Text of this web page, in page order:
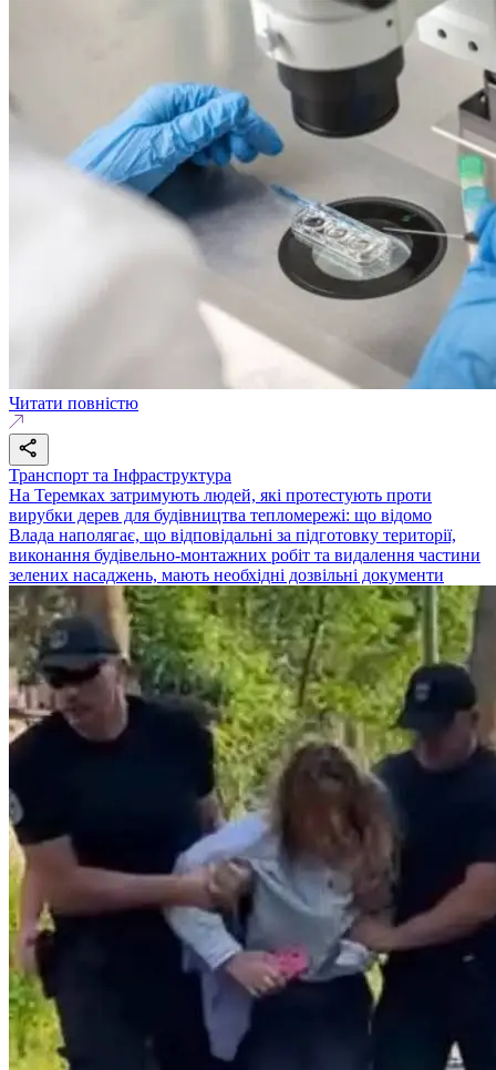
Читати повністю
Транспорт та Інфраструктура
На Теремках затримують людей, які протестують проти
вирубки дерев для будівництва тепломережі: що відомо
Влада наполягає, що відповідальні за підготовку території,
виконання будівельно-монтажних робіт та видалення частини
зелених насаджень, мають необхідні дозвільні документи